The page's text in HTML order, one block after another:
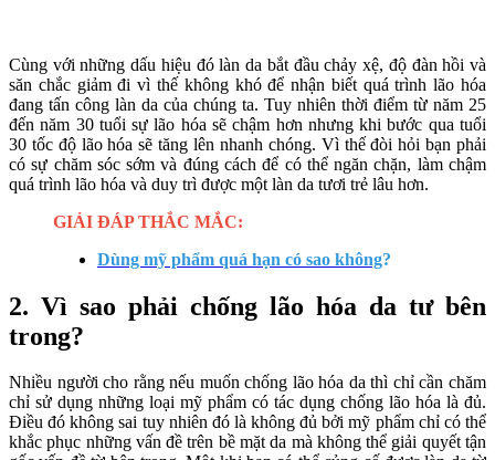
Cùng với những dấu hiệu đó làn da bắt đầu chảy xệ, độ đàn hồi và
săn chắc giảm đi vì thế không khó để nhận biết quá trình lão hóa
đang tấn công làn da của chúng ta. Tuy nhiên thời điểm từ năm 25
đến năm 30 tuổi sự lão hóa sẽ chậm hơn nhưng khi bước qua tuổi
30 tốc độ lão hóa sẽ tăng lên nhanh chóng. Vì thế đòi hỏi bạn phải
có sự chăm sóc sớm và đúng cách để có thể ngăn chặn, làm chậm
quá trình lão hóa và duy trì được một làn da tươi trẻ lâu hơn.
GIẢI ĐÁP THẮC MẮC:
Dùng mỹ phẩm quá hạn có sao không?
2. Vì sao phải chống lão hóa da tư bên
trong?
Nhiều người cho rằng nếu muốn chống lão hóa da thì chỉ cần chăm
chỉ sử dụng những loại mỹ phẩm có tác dụng chống lão hóa là đủ.
Điều đó không sai tuy nhiên đó là không đủ bởi mỹ phẩm chỉ có thể
khắc phục những vấn đề trên bề mặt da mà không thể giải quyết tận